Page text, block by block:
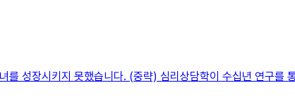
를 성장시키지 못했습니다. (중략) 심리상담학이 수십년 연구를